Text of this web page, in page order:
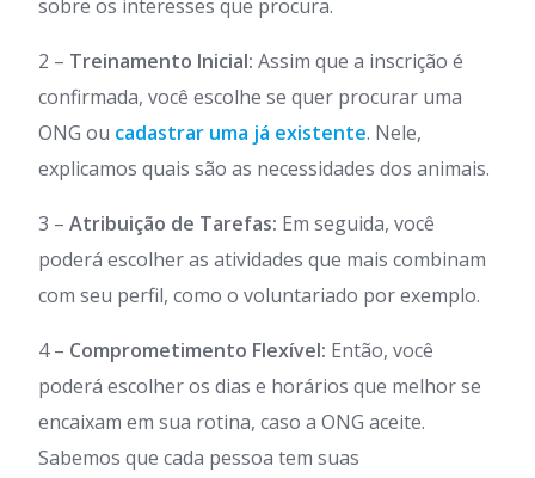
sobre os interesses que procura.
2 – Treinamento Inicial: Assim que a inscrição é
confirmada, você escolhe se quer procurar uma
ONG ou cadastrar uma já existente. Nele,
explicamos quais são as necessidades dos animais.
3 – Atribuição de Tarefas: Em seguida, você
poderá escolher as atividades que mais combinam
com seu perfil, como o voluntariado por exemplo.
4 – Comprometimento Flexível: Então, você
poderá escolher os dias e horários que melhor se
encaixam em sua rotina, caso a ONG aceite.
Sabemos que cada pessoa tem suas